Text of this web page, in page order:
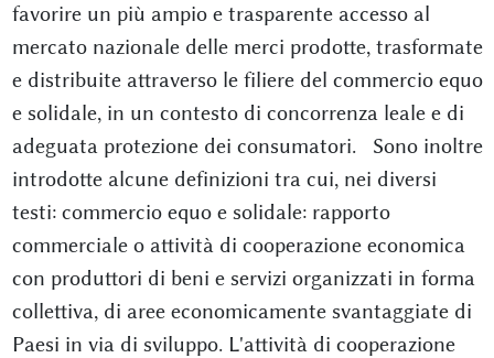
favorire un più ampio e trasparente accesso al
mercato nazionale delle merci prodotte, trasformate
e distribuite attraverso le filiere del commercio equo
e solidale, in un contesto di concorrenza leale e di
adeguata protezione dei consumatori. Sono inoltre
introdotte alcune definizioni tra cui, nei diversi
testi: commercio equo e solidale: rapporto
commerciale o attività di cooperazione economica
con produttori di beni e servizi organizzati in forma
collettiva, di aree economicamente svantaggiate di
Paesi in via di sviluppo. L'attività di cooperazione